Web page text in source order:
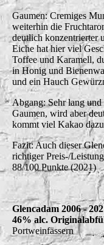
Gaumen: Cremiges
weiterhin die
deutlich konzentrierter
Eiche hat hier viel
Toffee und Karamell,
in Honig und
und ein Hauch
Abgang: Sehr lang
Gaumen, wird aber
kommt viel Kakao
Fazit: Auch dieser
richtiger Preis-/
88/100 Punkte (2021)
Glencadam 2006 -
46% alc.
Portweinfässern